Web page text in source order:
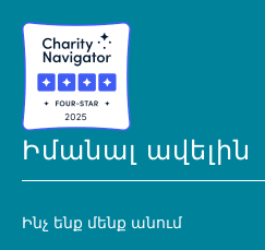
Իմանալ ավելին
Ինչ ենք մենք անում